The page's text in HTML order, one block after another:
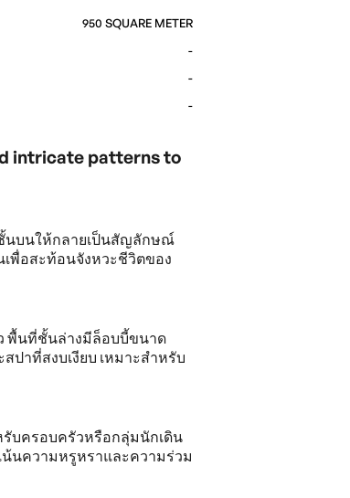
950 SQUARE METER
-
-
-
intricate patterns to
นบนให้กลายเป็นสัญลักษณ์
พื่อสะท้อนจังหวะชีวิตของ
พื้นที่ชั้นล่างมีล็อบบี้ขนาด
าที่สงบเงียบ เหมาะสำหรับ
รับครอบครัวหรือกลุ่มนักเดิน
น้นความหรูหราและความร่วม